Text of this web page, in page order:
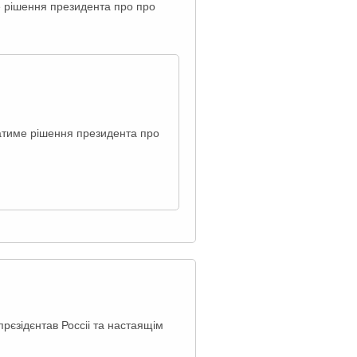
рішення президента про про
рішення президента про
Россіі та настаящім